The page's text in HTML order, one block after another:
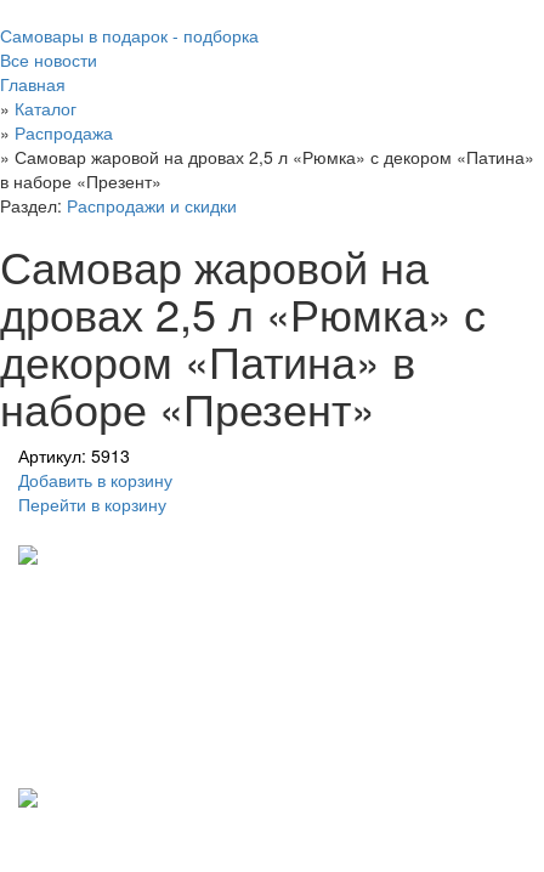
Самовары в подарок - подборка
Все новости
Главная
» Каталог
» Распродажа
» Самовар жаровой на дровах 2,5 л «Рюмка» с декором «Патина»
в наборе «Презент»
Раздел: Распродажи и скидки
Самовар жаровой на
дровах 2,5 л «Рюмка» с
декором «Патина» в
наборе «Презент»
Артикул: 5913
Добавить в корзину
Перейти в корзину